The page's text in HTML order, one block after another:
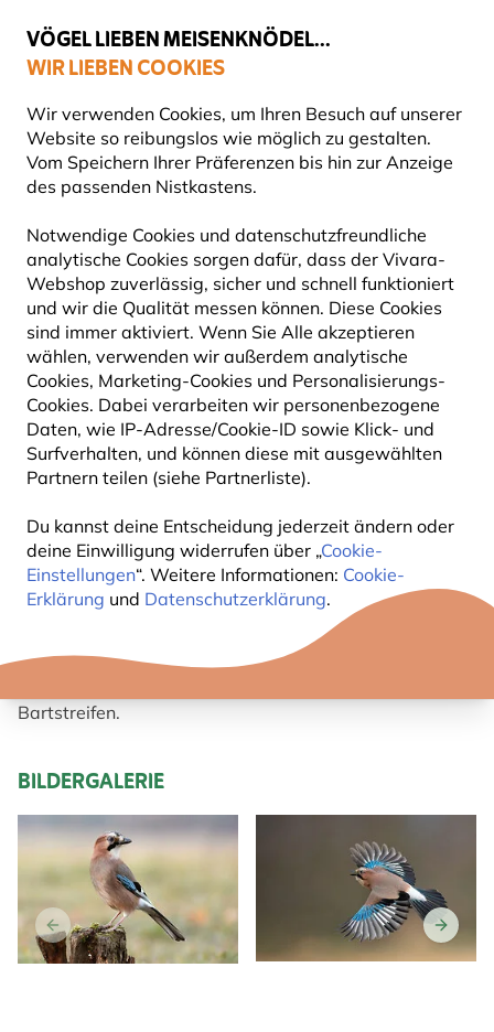
VÖGEL LIEBEN MEISENKNÖDEL...
WIR LIEBEN COOKIES
Wir verwenden Cookies, um Ihren Besuch auf unserer
Website so reibungslos wie möglich zu gestalten.
Vom Speichern Ihrer Präferenzen bis hin zur Anzeige
des passenden Nistkastens.
Notwendige Cookies und datenschutzfreundliche
analytische Cookies sorgen dafür, dass der Vivara-
Webshop zuverlässig, sicher und schnell funktioniert
und wir die Qualität messen können. Diese Cookies
sind immer aktiviert. Wenn Sie Alle akzeptieren
wählen, verwenden wir außerdem analytische
Cookies, Marketing-Cookies und Personalisierungs-
Cookies. Dabei verarbeiten wir personenbezogene
Daten, wie IP-Adresse/Cookie-ID sowie Klick- und
Surfverhalten, und können diese mit ausgewählten
Partnern teilen (siehe Partnerliste).
Du kannst deine Entscheidung jederzeit ändern oder
deine Einwilligung widerrufen über „Cookie-
Einstellungen“. Weitere Informationen: Cookie-
Erklärung und Datenschutzerklärung.
Top-bewertet in 11 Ländern
Gratis Versand ab 65 €
Blog Tierarten Eichelhäher
EICHELHÄHER
25 September 2024 TIERARTEN VÖGEL
KURZBESCHREIBUNG EICHELHÄHER
Das Gefieder vom Eichelhäher ist rosa-graubraun
mit auffällig blau-schwarz gebänderten Flügelfedern.
Weisse Abzeichen an Flügeln und Schwanz, Oberkopf
Bartstreifen.
BILDERGALERIE